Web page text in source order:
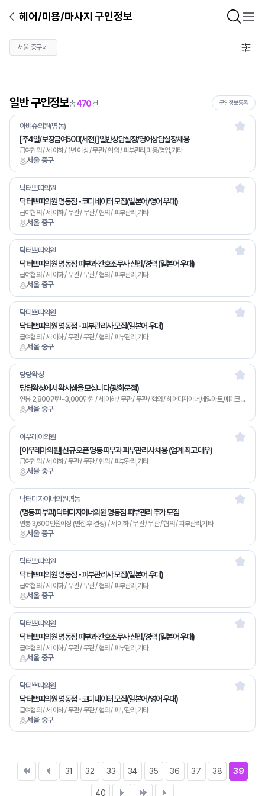
헤어/미용/마사지 구인정보
서울 중구×
일반 구인정보총470건 구인정보등록
서울 중구
아비쥬의원(명동)
[주4일/보장급여500(세전)] 일반상담실장/영어상담실장채용
급여협의 / 세 이하 / 1년 이상 / 무관 / 협의 / 피부관리,미용/영업,기타
서울 중구
닥터쁘띠의원
닥터쁘띠의원 명동점 - 코디네이터 모집(일본어/영어 우대)
급여협의 / 세 이하 / 무관 / 무관 / 협의 / 피부관리,기타
서울 중구
닥터쁘띠의원
닥터쁘띠의원 명동점 피부과 간호조무사 신입/경력 (일본어 우대)
급여협의 / 세 이하 / 무관 / 무관 / 협의 / 피부관리,기타
서울 중구
닥터쁘띠의원
닥터쁘띠의원 명동점 - 피부관리사 모집(일본어 우대)
급여협의 / 세 이하 / 무관 / 무관 / 협의 / 피부관리,기타
서울 중구
당당왁싱
당당왁싱에서 왁서쌤을 모십니다(광화문점)
연봉 2,800만원~3,000만원 / 세 이하 / 무관 / 무관 / 협의 / 헤어디자이너,네일아트,메이크업,왁싱,피부관리,마사지,기타
서울 중구
아우레아의원
[아우레아의원] 신규 오픈 명동 피부과 피부관리사 채용 (업계 최고 대우)
급여협의 / 세 이하 / 무관 / 무관 / 협의 / 피부관리,기타
서울 중구
닥터디자이너의원명동
(명동 피부과)닥터디자이너의원 명동점 피부관리 추가 모집
연봉 3,600만원이상 (면접 후 결정) / 세 이하 / 무관 / 무관 / 협의 / 피부관리,기타
서울 중구
닥터쁘띠의원
닥터쁘띠의원 명동점 - 피부관리사 모집(일본어 우대)
급여협의 / 세 이하 / 무관 / 무관 / 협의 / 피부관리,기타
서울 중구
닥터쁘띠의원
닥터쁘띠의원 명동점 피부과 간호조무사 신입/경력 (일본어 우대)
급여협의 / 세 이하 / 무관 / 무관 / 협의 / 피부관리,기타
서울 중구
닥터쁘띠의원
닥터쁘띠의원 명동점 - 코디네이터 모집(일본어/영어 우대)
급여협의 / 세 이하 / 무관 / 무관 / 협의 / 피부관리,기타
31 32 33 34 35 36 37 38 39
40